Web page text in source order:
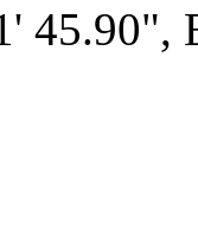
45.90",